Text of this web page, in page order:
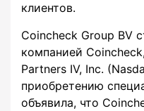
клиентов.
Coincheck Group BV
компанией
Partners IV, Inc.
приобретению
объявила, что